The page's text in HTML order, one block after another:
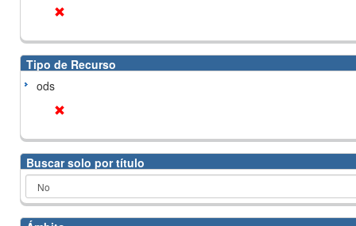
Tipo de Recurso
ods
Buscar solo por título